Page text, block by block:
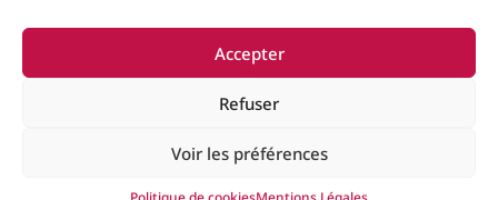
Accepter
Refuser
Voir les préférences
Accueil Contact Boutique
Événements
Mentions Légales
Conditions générales de
ventes